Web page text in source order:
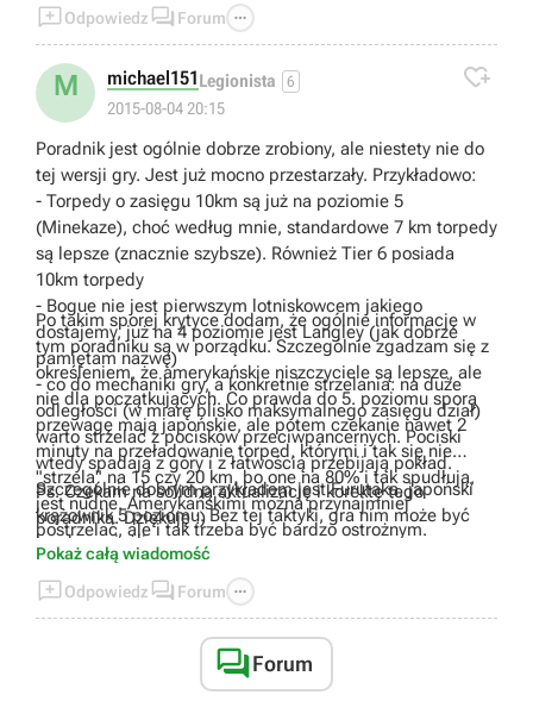
Odpowiedz  Forum 
M michael151Legionista 6
2015-08-04 20:15

Poradnik jest ogólnie dobrze zrobiony, ale niestety nie do
tej wersji gry. Jest już mocno przestarzały. Przykładowo:
- Torpedy o zasięgu 10km są już na poziomie 5
(Minekaze), choć według mnie, standardowe 7 km torpedy
są lepsze (znacznie szybsze). Również Tier 6 posiada
10km torpedy
- Bogue nie jest pierwszym lotniskowcem jakiego
dostajemy, już na 4 poziomie jest Langley (jak dobrze
pamiętam nazwę)
- co do mechaniki gry, a konkretnie strzelania: na duże
odległości (w miarę blisko maksymalnego zasięgu dział)
warto strzelać z pocisków przeciwpancernych. Pociski
wtedy spadają z góry i z łatwością przebijają pokład.
Szczególnie dobrym przykładem jest Furutaka, japoński
krążownik 5 poziomu. Bez tej taktyki, gra nim może być
bardzo uciążliwa
- South Carolina nie jest tragicznym pancernikiem. Gra
nim może nie jest najłatwiejsza, ale po opanowaniu kilku
zasad typu: nie płyń po linii prostej blisko wysp czy zasłon
dymnych oraz odpowiedniego doboru amunicji do sytuacji
gra tym statkiem daje dużo przyjemności
Po takim sporej krytyce dodam, że ogólnie informację w
tym poradniku są w porządku. Szczególnie zgadzam się z
określeniem, że amerykańskie niszczyciele są lepsze, ale
nie dla początkujących. Co prawda do 5. poziomu sporą
przewagę mają japońskie, ale potem czekanie nawet 2
minuty na przeładowanie torped, którymi i tak się nie
"strzela" na 15 czy 20 km, bo one na 80% i tak spudłują,
jest nudne. Amerykańskimi można przynajmniej
postrzelać, ale i tak trzeba być bardzo ostrożnym.
Ps. Czekam na solidną aktualizację i korektę tego
poradnika. Dziękuję :)
Pokaż całą wiadomość
Odpowiedz  Forum 
Forum